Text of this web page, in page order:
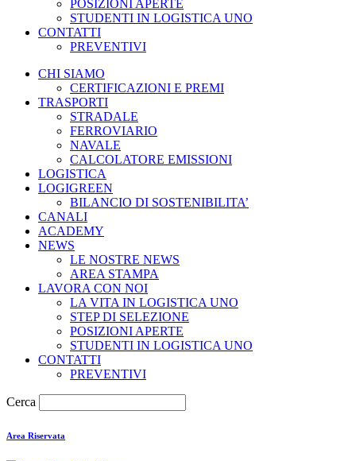
POSIZIONI APERTE
STUDENTI IN LOGISTICA UNO
CONTATTI
PREVENTIVI
CHI SIAMO
CERTIFICAZIONI E PREMI
TRASPORTI
STRADALE
FERROVIARIO
NAVALE
CALCOLATORE EMISSIONI
LOGISTICA
LOGIGREEN
BILANCIO DI SOSTENIBILITA’
CANALI
ACADEMY
NEWS
LE NOSTRE NEWS
AREA STAMPA
LAVORA CON NOI
LA VITA IN LOGISTICA UNO
STEP DI SELEZIONE
POSIZIONI APERTE
STUDENTI IN LOGISTICA UNO
CONTATTI
PREVENTIVI
Cerca
Area Riservata